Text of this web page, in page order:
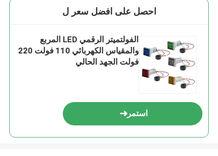
احصل على افضل سعر ل
الفولتميتر الرقمي LED المربع
والمقياس الكهربائي 110 فولت 220
فولت الجهد الحالي
استمر